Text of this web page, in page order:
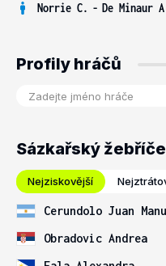
Norrie C. - De Minaur
Profily hráčů
Sázkařský
Nejziskovější
Cerundolo Juan
Obradovic Andrea